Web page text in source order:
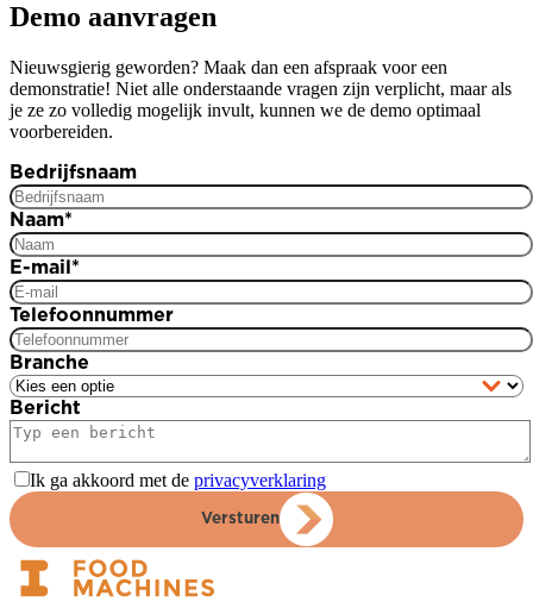
Demo aanvragen
Nieuwsgierig geworden? Maak dan een afspraak voor een
demonstratie! Niet alle onderstaande vragen zijn verplicht, maar als
je ze zo volledig mogelijk invult, kunnen we de demo optimaal
voorbereiden.
Bedrijfsnaam
Naam*
E-mail *
Telefoonnummer
Branche
Bericht
Ik ga akkoord met de privacyverklaring
Versturen